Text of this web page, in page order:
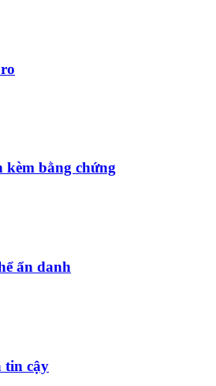
kèm bằng chứng
ẩn danh
tin cậy